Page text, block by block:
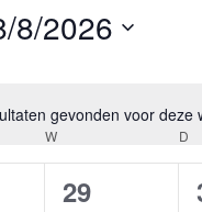
gevonden voor deze
8/2026
W D
0
29